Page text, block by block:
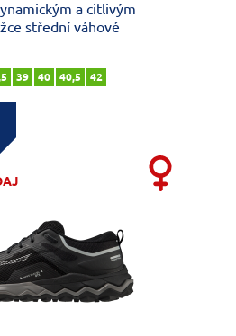
a citlivým
střední váhové
39 40 40,5 42